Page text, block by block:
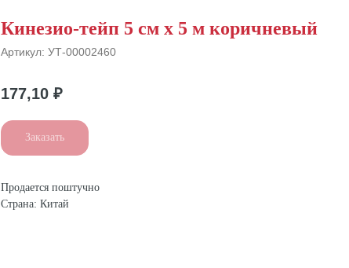
Кинезио-тейп 5 см х 5 м коричневый
Артикул: УТ-00002460
177,10 ₽
Заказать
Продается поштучно
Страна: Китай